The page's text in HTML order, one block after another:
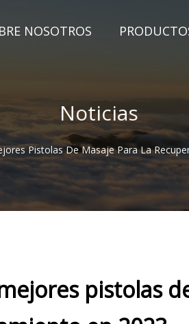
NOSOTROS
Noticias
Pistolas De Masaje Para La
pistolas